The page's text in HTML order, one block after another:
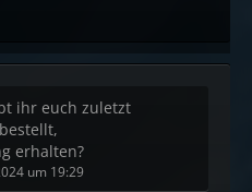
ihr euch zuletzt
erhalten?
um 19:29